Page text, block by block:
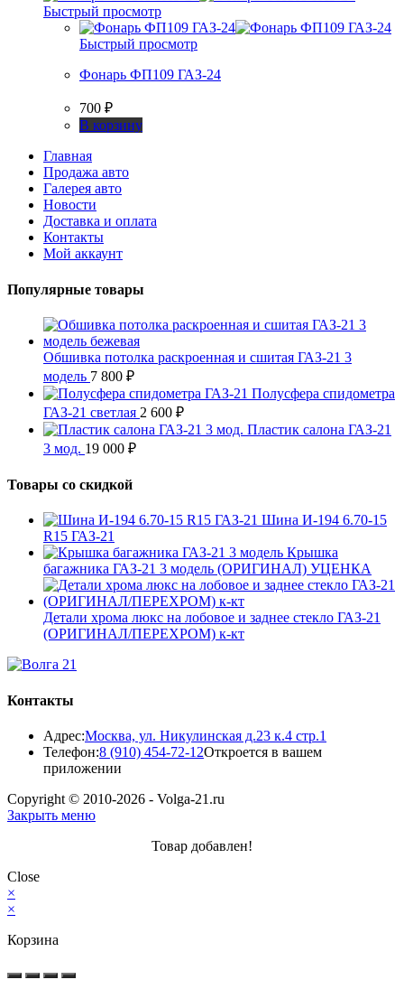
Быстрый просмотр
Быстрый просмотр
Фонарь ФП109 ГАЗ-24
700 ₽
В корзину
Главная
Продажа авто
Галерея авто
Новости
Доставка и оплата
Контакты
Мой аккаунт
Популярные товары
Обшивка потолка раскроенная и сшитая ГАЗ-21 3
модель 7 800 ₽
Полусфера спидометра
ГАЗ-21 светлая 2 600 ₽
Пластик салона ГАЗ-21
3 мод. 19 000 ₽
Товары со скидкой
Шина И-194 6.70-15
R15 ГАЗ-21
Крышка
багажника ГАЗ-21 3 модель (ОРИГИНАЛ) УЦЕНКА
Детали хрома люкс на лобовое и заднее стекло ГАЗ-21
(ОРИГИНАЛ/ПЕРЕХРОМ) к-кт
Контакты
Адрес:Москва, ул. Никулинская д.23 к.4 стр.1
Телефон:8 (910) 454-72-12Откроется в вашем
приложении
Copyright © 2010-2026 - Volga-21.ru
Закрыть меню
Товар добавлен!
Close
×
×
Корзина